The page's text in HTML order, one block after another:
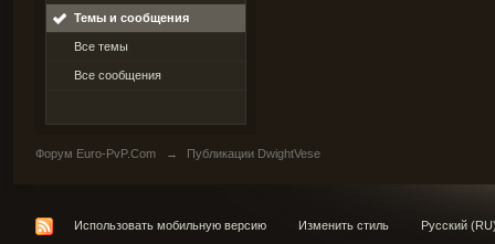
Темы и сообщения
Все темы
Все сообщения
Форум Euro-PvP.Com → Публикации DwightVese
Использовать мобильную версию Изменить стиль Русский